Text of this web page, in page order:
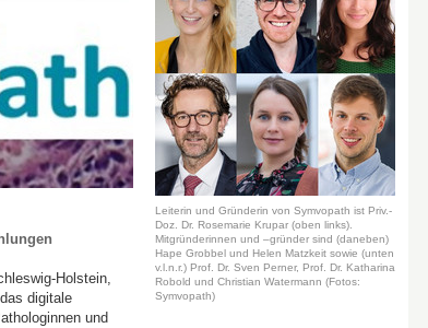
Holstein,
digitale
und
Leiterin und Gründerin von Symvopath ist Priv.-
Doz. Dr. Rosemarie Krupar (oben links).
Mitgründerinnen und –gründer sind (daneben)
Hape Grobbel und Helen Matzkeit sowie (unten
v.l.n.r.) Prof. Dr. Sven Perner, Prof. Dr. Katharina
Robold und Christian Watermann (Fotos:
Symvopath)